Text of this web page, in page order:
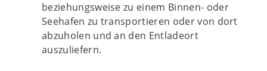
beziehungsweise zu einem Binnen- oder
Seehafen zu transportieren oder von dort
abzuholen und an den Entladeort
auszuliefern.